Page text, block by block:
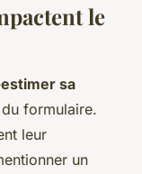
le
sa
formulaire.
leur
un